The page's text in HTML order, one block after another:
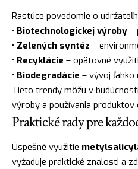
Rastúce povedomie o
• Biotechnologickej výroby –
• Zelených syntéz –
• Recyklácie – opätovné
• Biodegradácie – vývoj
Tieto trendy môžu v
výroby a používania
Praktické rady pre
Úspešné využitie
vyžaduje praktické znalosti a